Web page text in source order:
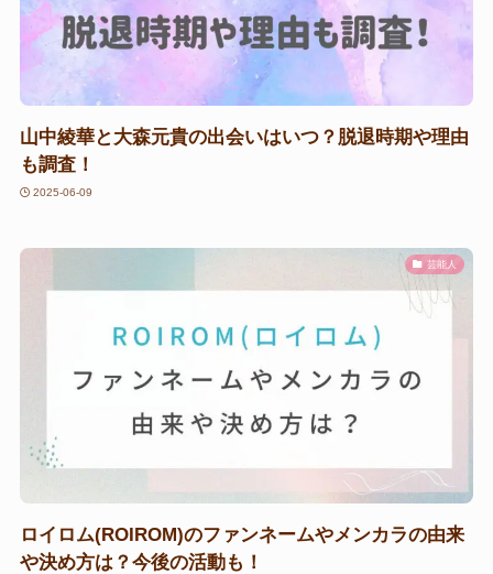
山中綾華と大森元貴の出会いはいつ？脱退時期や理由
も調査！
2025-06-09
芸能人
ロイロム(ROIROM)のファンネームやメンカラの由来
や決め方は？今後の活動も！